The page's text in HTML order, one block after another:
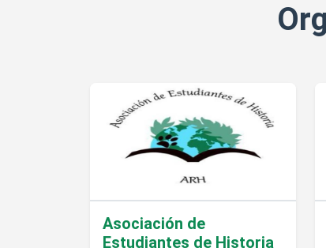
Ver detalles de Asociación de
Asociación de
Estudiantes de Historia